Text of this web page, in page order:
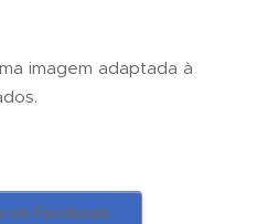
imagem adaptada à
on Facebook